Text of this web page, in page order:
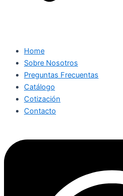
Home
Sobre Nosotros
Preguntas Frecuentas
Catálogo
Cotización
Contacto